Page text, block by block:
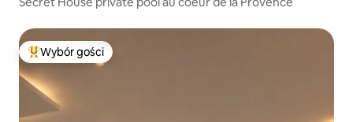
Najpopularniejsze z kategorii Wybór gości
Wybór gości